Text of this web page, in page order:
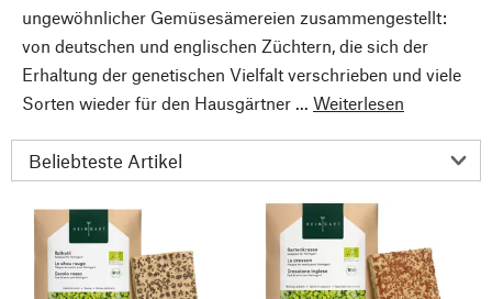
ungewöhnlicher Gemüsesämereien zusammengestellt:
von deutschen und englischen Züchtern, die sich der
Erhaltung der genetischen Vielfalt verschrieben und viele
Sorten wieder für den Hausgärtner ... Weiterlesen